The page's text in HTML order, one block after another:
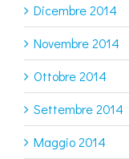
Dicembre 2014
Novembre 2014
Ottobre 2014
Settembre 2014
Maggio 2014